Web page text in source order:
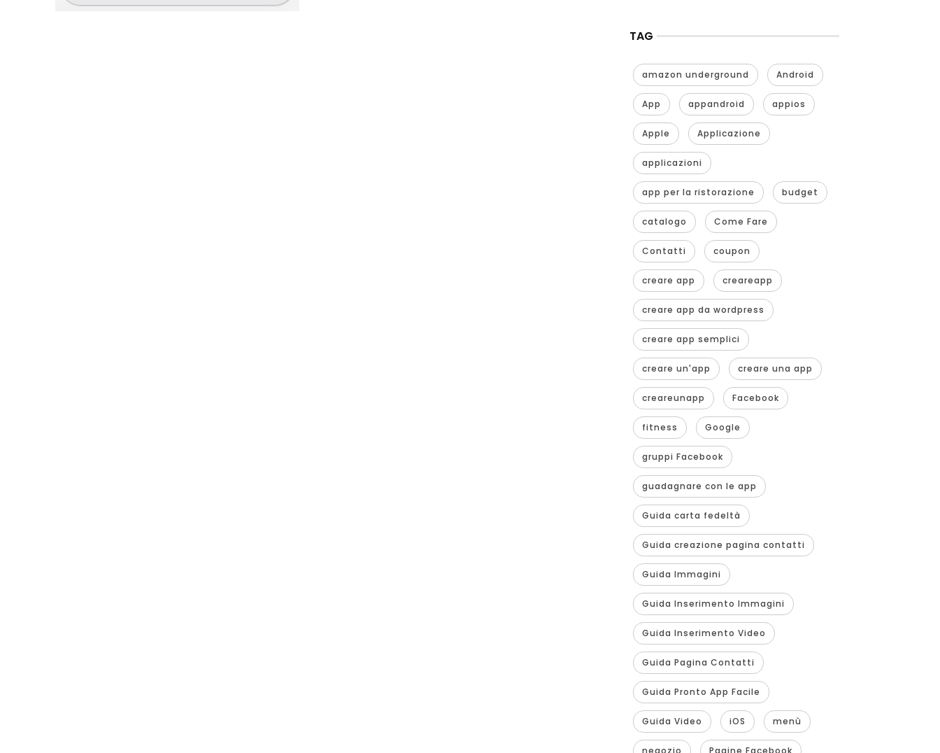
TAG
amazon underground Android
App appandroid appios
Apple Applicazione
applicazioni
app per la ristorazione budget
catalogo Come Fare
Contatti coupon
creare app creareapp
creare app da wordpress
creare app semplici
creare un'app creare una app
creareunapp Facebook
fitness Google
gruppi Facebook
guadagnare con le app
Guida carta fedeltà
Guida creazione pagina contatti
Guida Immagini
Guida Inserimento Immagini
Guida Inserimento Video
Guida Pagina Contatti
Guida Pronto App Facile
Guida Video iOS menù
negozio Pagine Facebook